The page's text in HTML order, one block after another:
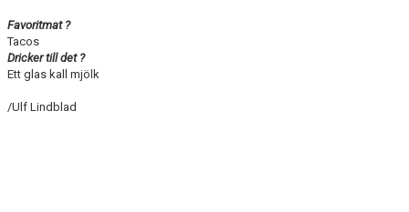
Favoritmat ?
Tacos
Dricker till det ?
Ett glas kall mjölk
/Ulf Lindblad